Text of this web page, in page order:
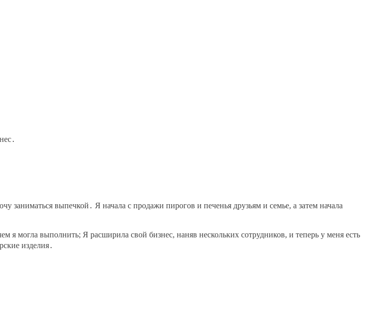
заниматься выпечкой․ Я начала с продажи пирогов и печенья друзьям и семье, а затем начала
могла выполнить; Я расширила свой бизнес, наняв нескольких сотрудников, и теперь у меня есть
изделия․